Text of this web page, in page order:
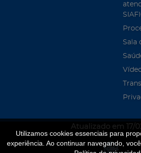
Utilizamos cookies essenciais para
experiência. Ao continuar navegando,
Sala
Atualizado em 17/